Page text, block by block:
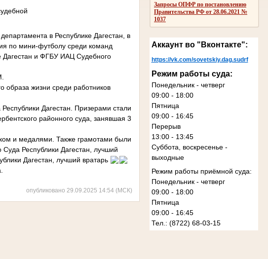
Запросы ОПФР по постановлению
Правительства РФ от 28.06.2021 №
1037
Аккаунт во "Вконтакте":
https://vk.com/sovetskiy.dag.sudrf
Режим работы суда:
Понедельник - четверг
09:00 - 18:00
Пятница
09:00 - 16:45
Перерыв
13:00 - 13:45
Суббота, воскресенье -
выходные
Режим работы приёмной суда:
Понедельник - четверг
09:00 - 18:00
Пятница
09:00 - 16:45
Тел.: (8722) 68-03-15
в Республике Дагестан, в
по мини-футболу среди команд
Дагестан и ФГБУ ИАЦ Судебного
образа жизни среди работников
Дагестан. Призерами стали
районного суда, занявшая 3
и медалями. Также грамотами были
Республики Дагестан, лучший
Дагестан, лучший вратарь
опубликовано 29.09.2025 14:54 (МСК)